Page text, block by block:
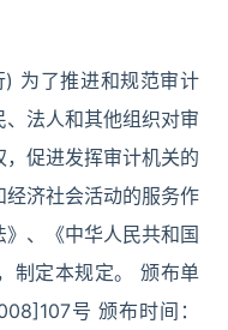
为了推进和规范审计
法人和其他组织对审
促进发挥审计机关的
济社会活动的服务作
、《中华人民共和国
制定本规定。 颁布单
号 颁布时间：